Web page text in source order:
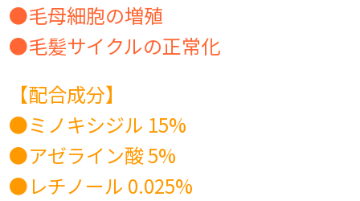
●毛母細胞の増殖
●毛髪サイクルの正常化
【配合成分 】
●ミノキシジル 15%
●アゼライン酸 5%
●レチノール 0.025%